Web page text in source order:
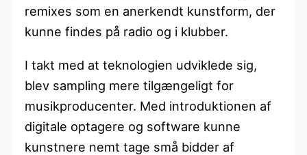
remixes som en anerkendt kunstform, der
kunne findes på radio og i klubber.
I takt med at teknologien udviklede sig,
blev sampling mere tilgængeligt for
musikproducenter. Med introduktionen af
digitale optagere og software kunne
kunstnere nemt tage små bidder af